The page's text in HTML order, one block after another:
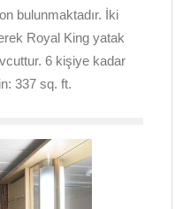
bulunmaktadır. İki
Royal King yatak
6 kişiye kadar
337 sq. ft.